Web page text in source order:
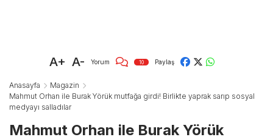
A+ A- Yorum 10 Paylaş
Anasayfa
Magazin
Mahmut Orhan ile Burak Yörük mutfağa girdi! Birlikte yaprak sarıp sosyal
medyayı salladılar
Mahmut Orhan ile Burak Yörük